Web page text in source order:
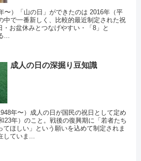
〜）「山の日」ができたのは 2016年（平
中で一番新しく、比較的最近制定された祝
・お盆休みとつなげやすい・「8」と
...
成人の日の深掘り豆知識
年〜）成人の日が国民の祝日として定め
23年）のこと。戦後の復興期に「若者たち
てほしい」という願いを込めて制定されま
していま...